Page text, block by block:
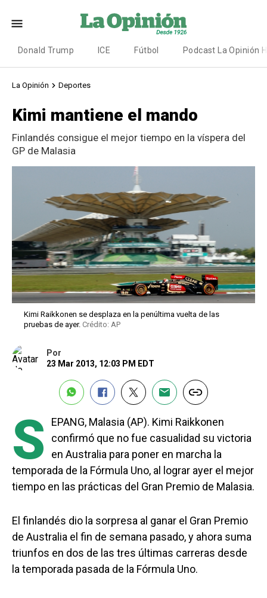
Donald Trump ICE Fútbol Podcast La Opinión
La Opinión Deportes
Kimi mantiene el mando
Finlandés consigue el mejor tiempo en la víspera del
GP de Malasia
Kimi Raikkonen se desplaza en la penúltima vuelta de las
pruebas de ayer. Crédito: AP
Por
23 Mar 2013, 12:03 PM EDT
S
EPANG, Malasia (AP). Kimi Raikkonen
confirmó que no fue casualidad su victoria
en Australia para poner en marcha la
temporada de la Fórmula Uno, al lograr ayer el mejor
tiempo en las prácticas del Gran Premio de Malasia.
El finlandés dio la sorpresa al ganar el Gran Premio
de Australia el fin de semana pasado, y ahora suma
triunfos en dos de las tres últimas carreras desde
la temporada pasada de la Fórmula Uno.